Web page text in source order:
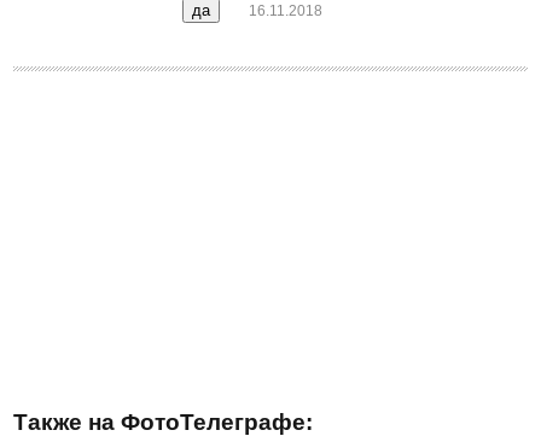
16.11.2018
Также на ФотоТелеграфе: